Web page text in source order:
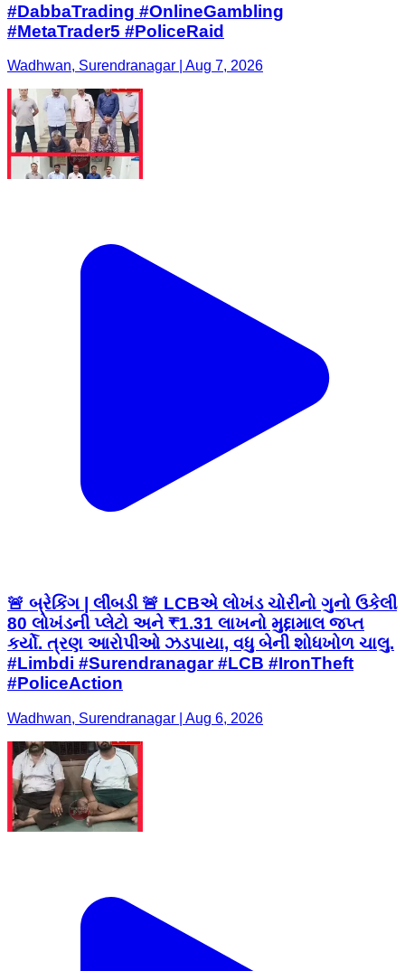
#DabbaTrading #OnlineGambling
#MetaTrader5 #PoliceRaid
Wadhwan, Surendranagar | Aug 7, 2026
🚨 બ્રેકિંગ | લીંબડી 🚨 LCBએ લોખંડ ચોરીનો ગુનો ઉકેલી
80 લોખંડની પ્લેટો અને ₹1.31 લાખનો મુદ્દામાલ જપ્ત
કર્યો. ત્રણ આરોપીઓ ઝડપાયા, વધુ બેની શોધખોળ ચાલુ.
#Limbdi #Surendranagar #LCB #IronTheft
#PoliceAction
Wadhwan, Surendranagar | Aug 6, 2026